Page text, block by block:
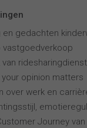
gedachten
vastgoedverkoop
opinion matters
over werk en
Journey